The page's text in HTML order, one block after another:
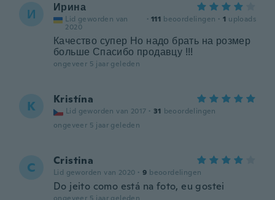
И Ирина
Lid geworden van
2020
· 111 beoordelingen · 1 uploads
Качество супер Но надо брать на розмер
больше Спасибо продавцу !!!
ongeveer 5 jaar geleden
K Kristína
Lid geworden van 2017 · 31 beoordelingen
ongeveer 5 jaar geleden
C Cristina
Lid geworden van 2020 · 9 beoordelingen
Do jeito como está na foto, eu gostei